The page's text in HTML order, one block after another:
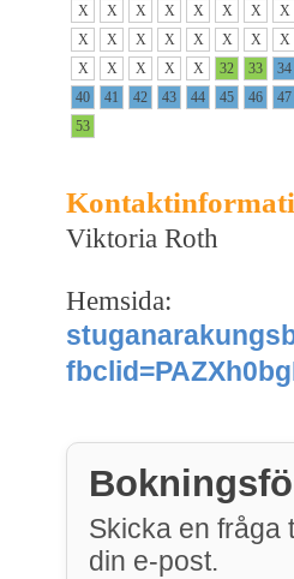
X
X X X X X X X
X
X X X X X X X
X
X X X X 32 33 34
40
41 42 43 44 45 46 47
53
Viktoria Roth
Hemsida:
Skicka en fråga
din e-post.